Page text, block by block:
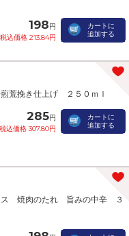
198円
税込価格 213.84円
カートに
追加する
荒挽き仕上げ ２５０ｍｌ
285円
税込価格 307.80円
カートに
追加する
ス 焼肉のたれ 旨みの中辛 ３